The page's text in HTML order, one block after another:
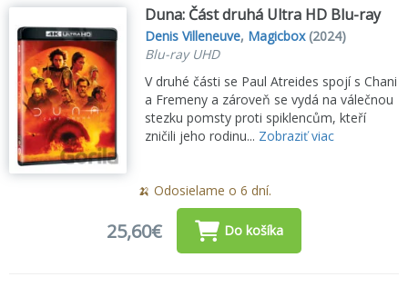
Duna: Část druhá Ultra HD Blu-ray
Denis Villeneuve, Magicbox(2024)
Blu-ray UHD
V druhé části se Paul Atreides spojí s Chani
a Fremeny a zároveň se vydá na válečnou
stezku pomsty proti spiklencům, kteří
zničili jeho rodinu... Zobraziť viac
🍌 Odosielame o 6 dní.
25,60€ Do košíka